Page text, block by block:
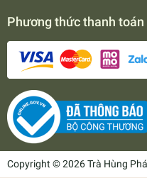
Phương thức thanh toán
Copyright © 2026 Trà Hùng